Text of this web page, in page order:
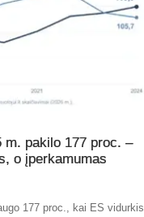
m. pakilo 177 proc. –
o įperkamumas
177 proc., kai ES vidurkis